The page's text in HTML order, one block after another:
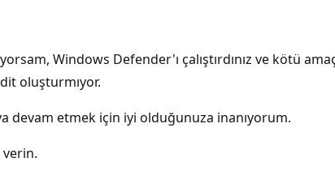
Windows Defender'ı çalıştırdınız ve kötü
oluşturmıyor.
devam etmek için iyi olduğunuza inanıyorum.
verin.